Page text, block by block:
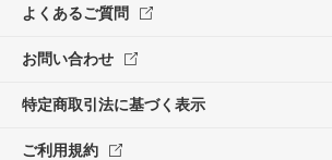
よくあるご質問
お問い合わせ
特定商取引法に基づく表示
ご利用規約